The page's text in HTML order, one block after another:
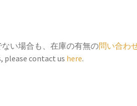
ル・
キ
い場合も、在庫の有無の問い合わ
please contact us here.